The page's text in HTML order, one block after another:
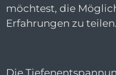
möchtest, die
Erfahrungen zu teilen.